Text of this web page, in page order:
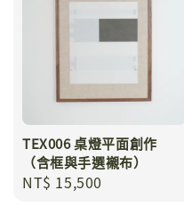
TEX006 桌燈平面創作
（含框與手選襯布）
Regular
NT$ 15,500